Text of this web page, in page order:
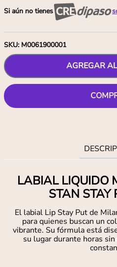
Si aún no tienes
SKU: M0061900001
AGREGAR
LABIAL LIQUIDO
STAN STAY
El labial Lip Stay Put de
para quienes buscan un
vibrante. Su fórmula está
su lugar durante horas